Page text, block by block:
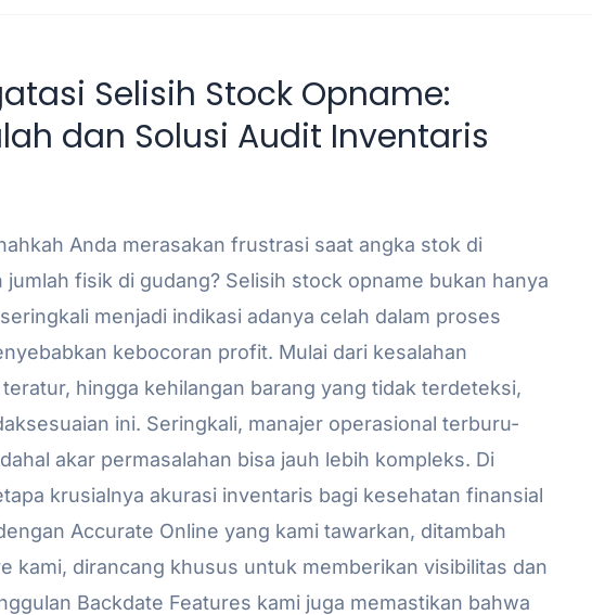
Selisih Stock Opname:
dan Solusi Audit Inventaris
Anda merasakan frustrasi saat angka stok di
fisik di gudang? Selisih stock opname bukan hanya
menjadi indikasi adanya celah dalam proses
kebocoran profit. Mulai dari kesalahan
hingga kehilangan barang yang tidak terdeteksi,
ini. Seringkali, manajer operasional terburu-
akar permasalahan bisa jauh lebih kompleks. Di
krusialnya akurasi inventaris bagi kesehatan finansial
Accurate Online yang kami tawarkan, ditambah
kami, dirancang khusus untuk memberikan visibilitas dan
Backdate Features kami juga memastikan bahwa